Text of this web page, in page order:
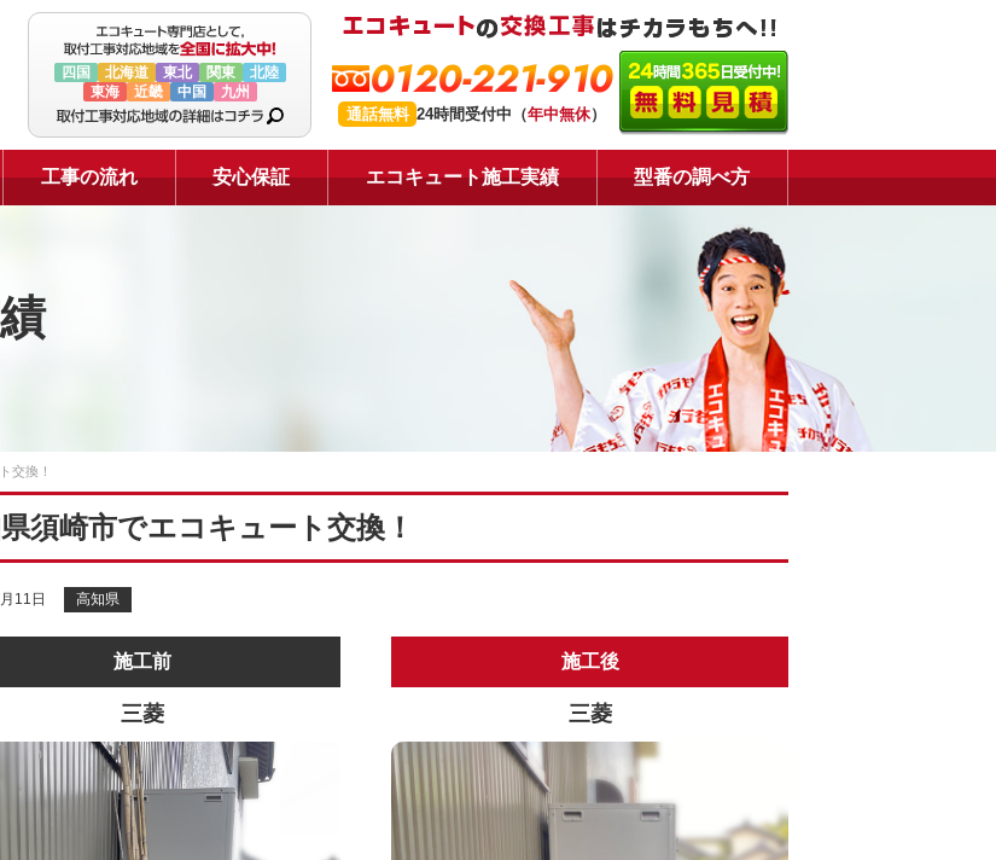
四国 北海道 東北 関東
北陸
東海
近畿 中国 九州 0120-221-910
通話無料 24時間受付中（年中無休）
工事の流れ 安心保証 エコキュート施工実績 型番の調べ方
交換！
須崎市でエコキュート交換！
11日 高知県
施工前
三菱
施工後
三菱